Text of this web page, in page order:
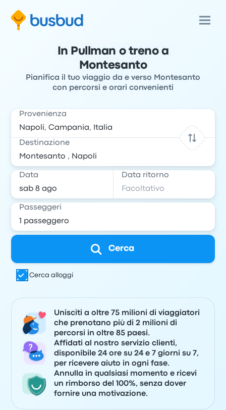
In Pullman o treno a
Montesanto
Pianifica il tuo viaggio da e verso Montesanto
con percorsi e orari convenienti
Provenienza
Destinazione
Data Data ritorno
Passeggeri
Cerca
Cerca alloggi
Unisciti a oltre 75 milioni di viaggiatori
che prenotano più di 2 milioni di
percorsi in oltre 85 paesi.
Affidati al nostro servizio clienti,
disponibile 24 ore su 24 e 7 giorni su 7,
per ricevere aiuto in ogni fase.
Annulla in qualsiasi momento e ricevi
un rimborso del 100%, senza dover
fornire una motivazione.